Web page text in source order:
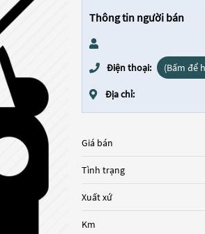
Thông tin người bán
Điện thoại: (Bấm để
Địa chỉ:
Giá bán
Tình trạng
Xuất xứ
Km